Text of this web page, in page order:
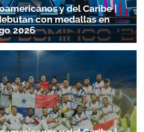
y del Caribe |
con medallas en
2026